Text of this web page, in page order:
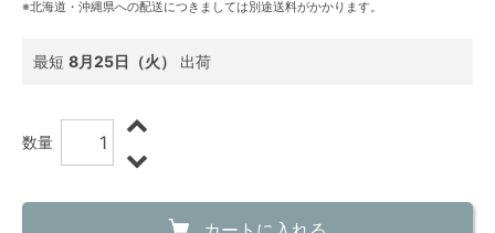
※北海道・沖縄県への配送につきましては別途送料がかかります。
最短 8月25日（火） 出荷
数量